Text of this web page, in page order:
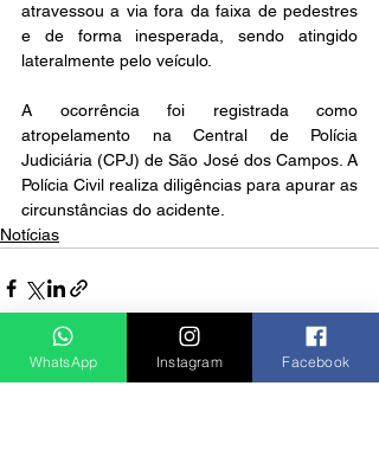
atravessou a via fora da faixa de pedestres
e de forma inesperada, sendo atingido
lateralmente pelo veículo.
A ocorrência foi registrada como
atropelamento na Central de Polícia
Judiciária (CPJ) de São José dos Campos. A
Polícia Civil realiza diligências para apurar as
circunstâncias do acidente.
Notícias
Posts recentes
WhatsApp Instagram Facebook